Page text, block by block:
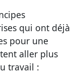
qui ont déjà
pour une
aller plus
travail :